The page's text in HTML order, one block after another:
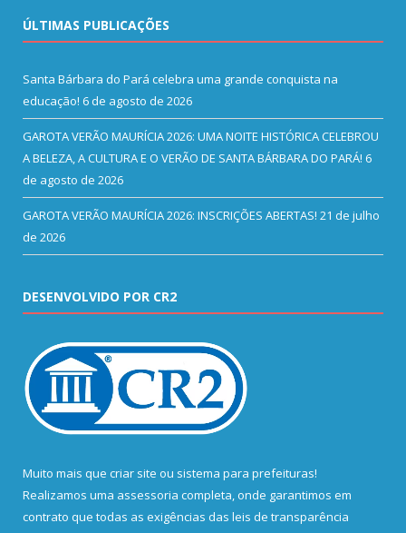
ÚLTIMAS PUBLICAÇÕES
Santa Bárbara do Pará celebra uma grande conquista na
educação! 6 de agosto de 2026
GAROTA VERÃO MAURÍCIA 2026: UMA NOITE HISTÓRICA CELEBROU
A BELEZA, A CULTURA E O VERÃO DE SANTA BÁRBARA DO PARÁ! 6
de agosto de 2026
GAROTA VERÃO MAURÍCIA 2026: INSCRIÇÕES ABERTAS! 21 de julho
de 2026
DESENVOLVIDO POR CR2
Muito mais que criar site ou sistema para prefeituras!
Realizamos uma assessoria completa, onde garantimos em
contrato que todas as exigências das leis de transparência